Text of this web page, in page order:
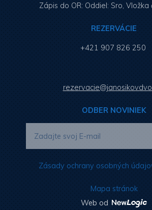
Zápis do OR: Oddiel: Sro, Vložka
REZERVÁCIE
+421 907 826 250
ODBER NOVINIEK
Zásady ochrany osobných
Mapa stránok
Web od